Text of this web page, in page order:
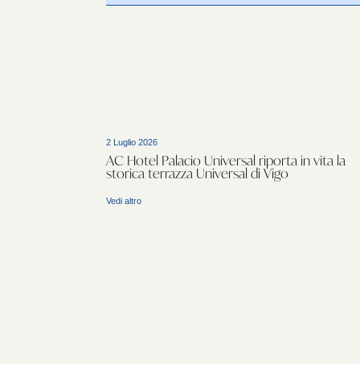
2 Luglio 2026
AC Hotel Palacio Universal riporta in vita la
storica terrazza Universal di Vigo
Vedi altro